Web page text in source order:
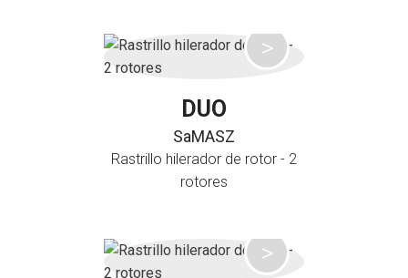
DUO
SaMASZ
Rastrillo hilerador de rotor - 2
rotores